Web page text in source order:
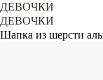
ДЕВОЧКИ
ДЕВОЧКИ
Шапка из шерсти